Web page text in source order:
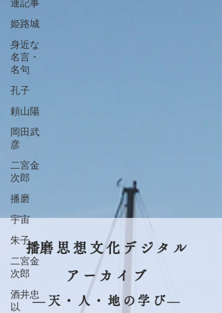
連記事
姫路城
身近な
名言・
名句
孔子
頼山陽
岡田武
彦
二宮金
次郎
播磨
宇宙
朱子
二宮金
次郎
酒井忠
以
​播磨思想文化デジタル
アーカイブ
​―天・人・地の学び―